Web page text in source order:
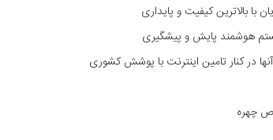
هوشمند پایش و پیشگیری
در کنار تامین اینترنت با پوشش کشوری
چهره